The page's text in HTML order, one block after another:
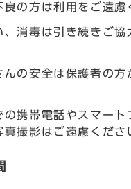
良の方は利用をご遠慮
、消毒は引き続きご協
んの安全は保護者の方
の携帯電話やスマート
真撮影はご遠慮くださ